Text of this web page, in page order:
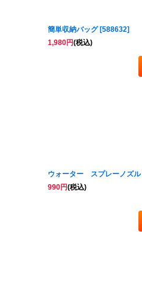
簡単収納バッグ [588632]
1,980円(税込)
ウォーター スプレーノズル
990円(税込)